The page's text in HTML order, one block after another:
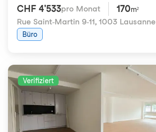
CHF 4'533pro Monat 170m²
Rue Saint-Martin 9-11, 1003 Lausanne
Büro
Verifiziert